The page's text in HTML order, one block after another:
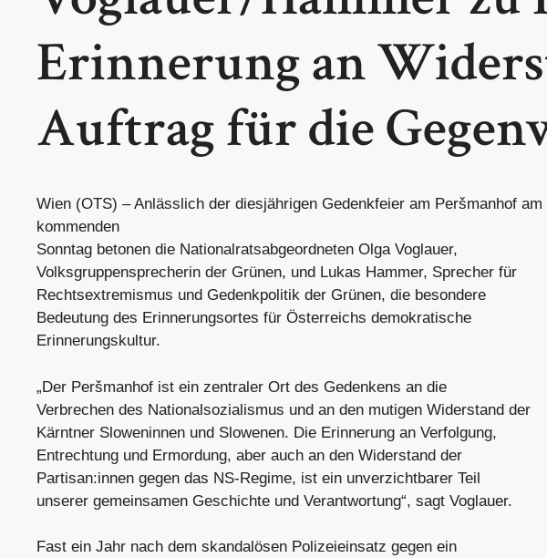
Erinnerung an
Auftrag für die
Wien (OTS) – Anlässlich der diesjährigen Gedenkfeier am Peršmanhof am
kommenden
Sonntag betonen die Nationalratsabgeordneten Olga Voglauer,
Volksgruppensprecherin der Grünen, und Lukas Hammer, Sprecher für
Rechtsextremismus und Gedenkpolitik der Grünen, die besondere
Bedeutung des Erinnerungsortes für Österreichs demokratische
Erinnerungskultur.
„Der Peršmanhof ist ein zentraler Ort des Gedenkens an die
Verbrechen des Nationalsozialismus und an den mutigen Widerstand der
Kärntner Sloweninnen und Slowenen. Die Erinnerung an Verfolgung,
Entrechtung und Ermordung, aber auch an den Widerstand der
Partisan:innen gegen das NS-Regime, ist ein unverzichtbarer Teil
unserer gemeinsamen Geschichte und Verantwortung“, sagt Voglauer.
Fast ein Jahr nach dem skandalösen Polizeieinsatz gegen ein